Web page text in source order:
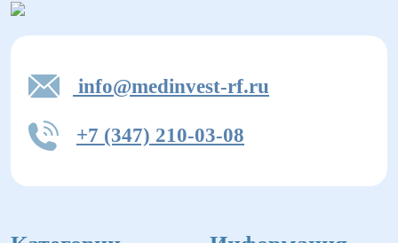
info@medinvest-rf.ru
+7 (347) 210-03-08